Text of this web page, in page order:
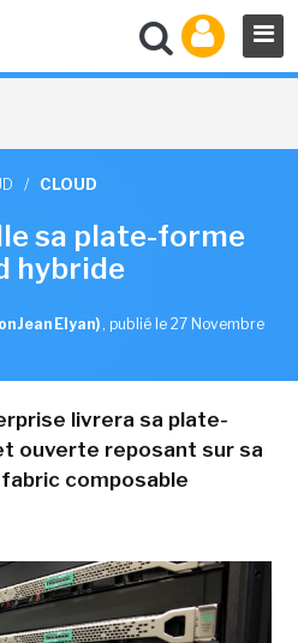
/ CLOUD
sa plate-forme
hybride
Jean Elyan) , publié le 27 Novembre
livrera sa plate-
ouverte reposant sur sa
composable